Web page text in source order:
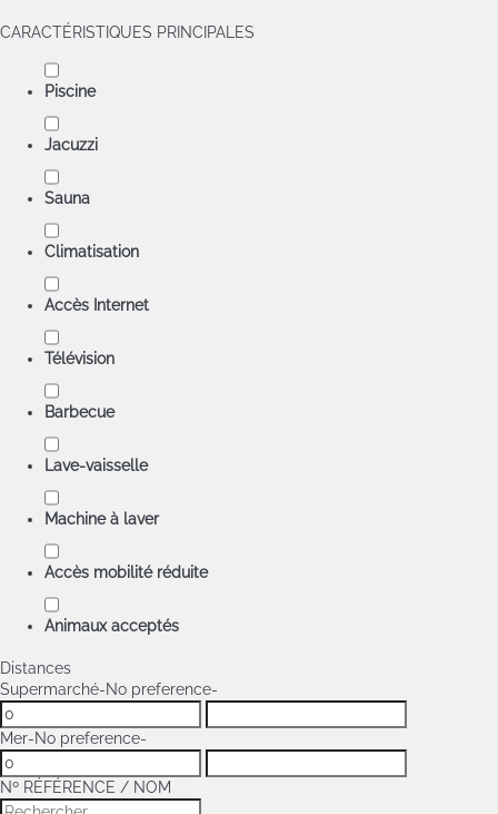
CARACTÉRISTIQUES PRINCIPALES
Piscine
Jacuzzi
Sauna
Climatisation
Accès Internet
Télévision
Barbecue
Lave-vaisselle
Machine à laver
Accès mobilité réduite
Animaux acceptés
Distances
Supermarché-No preference-
Mer-No preference-
Nº RÉFÉRENCE / NOM